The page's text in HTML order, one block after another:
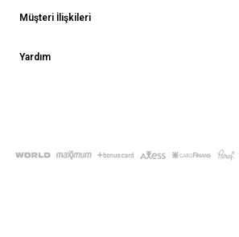
Müşteri İlişkileri
Yardım